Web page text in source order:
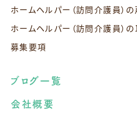
ホームヘルパー（訪問介護員）の
ホームヘルパー（訪問介護員）の
募集要項
ブログ一覧
会社概要